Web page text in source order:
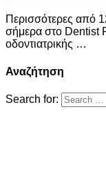
Περισσότερες από
σήμερα στο Dentist
οδοντιατρικής …
Αναζήτηση
Search for: